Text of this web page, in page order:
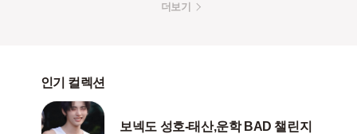
더보기
인기 컬렉션
보넥도 성호-태산,운학 BAD 챌린지